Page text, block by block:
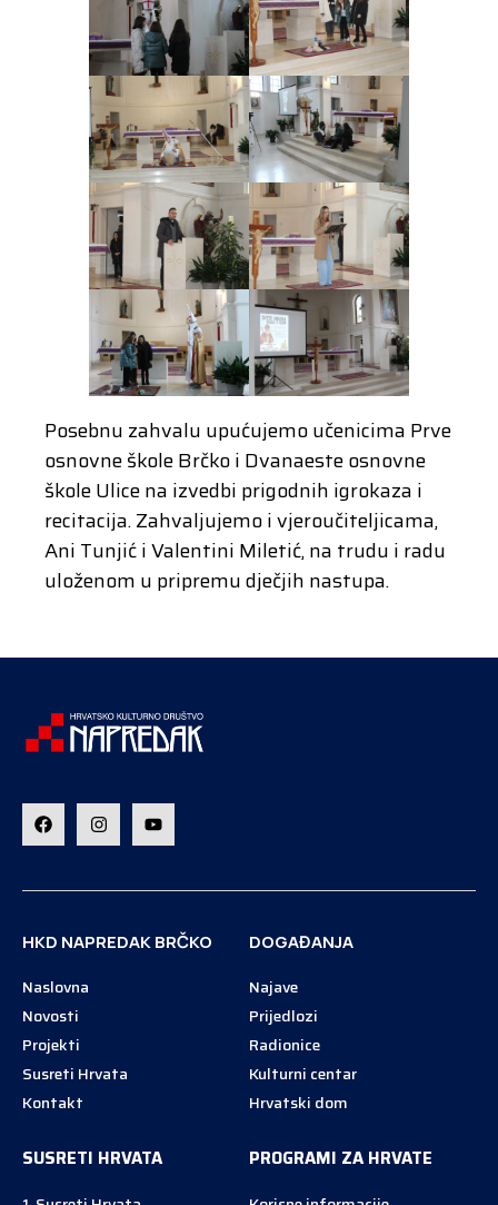
Posebnu zahvalu upućujemo učenicima Prve
osnovne škole Brčko i Dvanaeste osnovne
škole Ulice na izvedbi prigodnih igrokaza i
recitacija. Zahvaljujemo i vjeroučiteljicama,
Ani Tunjić i Valentini Miletić, na trudu i radu
uloženom u pripremu dječjih nastupa.
HKD NAPREDAK BRČKO
Naslovna
Novosti
Projekti
Susreti Hrvata
Kontakt
DOGAĐANJA
Najave
Prijedlozi
Radionice
Kulturni centar
Hrvatski dom
SUSRETI HRVATA PROGRAMI ZA HRVATE